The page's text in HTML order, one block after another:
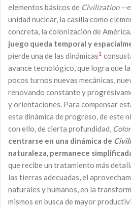
elementos básicos de Civilization
unidad nuclear, la casilla como
concreta, la colonización de
juego queda temporal y
pierde una de las dinámicas1
avance tecnológico, que logra que
pocos turnos nuevas mecánicas,
renovando constante y
y orientaciones. Para compensar
esta dinámica de progreso, de este
con ello, de cierta profundidad,
centrarse en una dinámica de
naturaleza, permanece
que recibe un tratamiento más
las tierras adecuadas, el
naturales y humanos, en la
mismos en busca de mayor